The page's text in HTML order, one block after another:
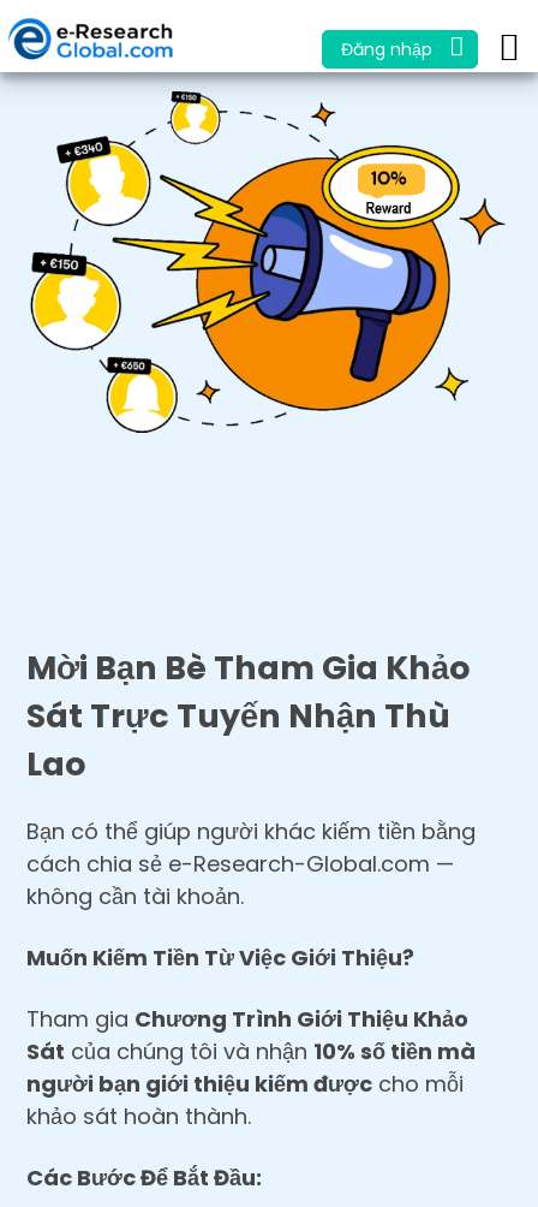
Đăng nhập
Mời Bạn Bè Tham Gia Khảo
Sát Trực Tuyến Nhận Thù
Lao
Bạn có thể giúp người khác kiếm tiền bằng
cách chia sẻ e-Research-Global.com —
không cần tài khoản.
Muốn Kiếm Tiền Từ Việc Giới Thiệu?
Tham gia Chương Trình Giới Thiệu Khảo
Sát của chúng tôi và nhận 10% số tiền mà
người bạn giới thiệu kiếm được cho mỗi
khảo sát hoàn thành.
Các Bước Để Bắt Đầu: